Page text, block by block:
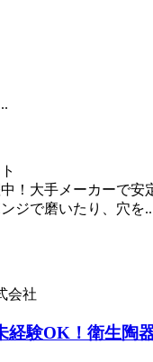
！大手メーカーで
ジで磨いたり、穴を
会社
経験OK！衛生陶